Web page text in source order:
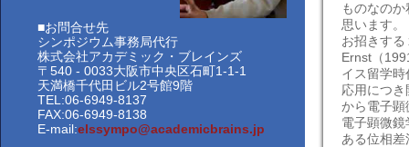
■お問合せ先
シンポジウム事務局代行
株式会社アカデミック・ブレインズ
〒540 - 0033大阪市中央区石町1-1-1
天満橋千代田ビル2号館9階
TEL:06-6949-8137
FAX:06-6949-8138
E-mail:elssympo@academicbrains.jp
ものなの
思います。
お招きす
Ernst（
イス留学
応用につ
から電子顕
電子顕微
ある位相